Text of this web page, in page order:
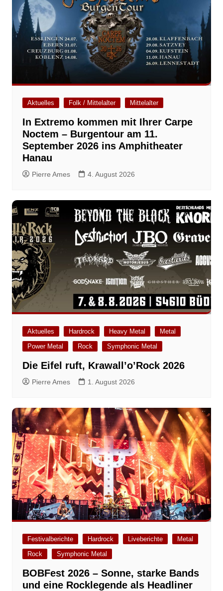
Aktuelles Folk / Mittelalter Mittelalter
In Extremo kommen mit Ihrer Carpe
Noctem – Burgentour am 11.
September 2026 ins Amphitheater
Hanau
Pierre Ames 4. August 2026
Aktuelles Hardrock Heavy Metal
Metal
Power Metal
Rock Symphonic Metal
Die Eifel ruft, Krawall’o’Rock 2026
Pierre Ames 1. August 2026
Festivalberichte Hardrock Liveberichte
Metal
Rock
Symphonic Metal
BOBFest 2026 – Sonne, starke Bands
und eine Rocklegende als Headliner